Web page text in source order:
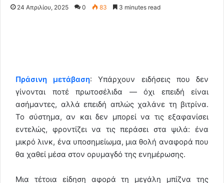
24 Απριλίου, 2025 0 83 3 minutes read
Πράσινη μετάβαση: Υπάρχουν ειδήσεις που δεν
γίνονται ποτέ πρωτοσέλιδα — όχι επειδή είναι
ασήμαντες, αλλά επειδή απλώς χαλάνε τη βιτρίνα.
Το σύστημα, αν και δεν μπορεί να τις εξαφανίσει
εντελώς, φροντίζει να τις περάσει στα ψιλά: ένα
μικρό λινκ, ένα υποσημείωμα, μια θολή αναφορά που
θα χαθεί μέσα στον ορυμαγδό της ενημέρωσης.
Μια τέτοια είδηση αφορά τη μεγάλη μπίζνα της